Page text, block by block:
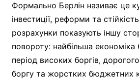
Формально Берлін називає це
інвестиції, реформи та
розрахунки показують іншу
повороту: найбільша
період високих боргів,
боргу та жорстких бюджетних